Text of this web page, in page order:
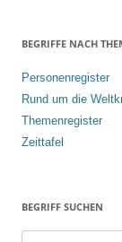
BEGRIFFE NACH
Personenregister
Rund um die
Themenregister
Zeittafel
BEGRIFF SUCHEN